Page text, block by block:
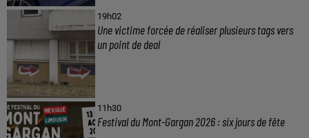
19h02
Une victime forcée de réaliser plusieurs tags vers
un point de deal
11h30
Festival du Mont-Gargan 2026 : six jours de fête